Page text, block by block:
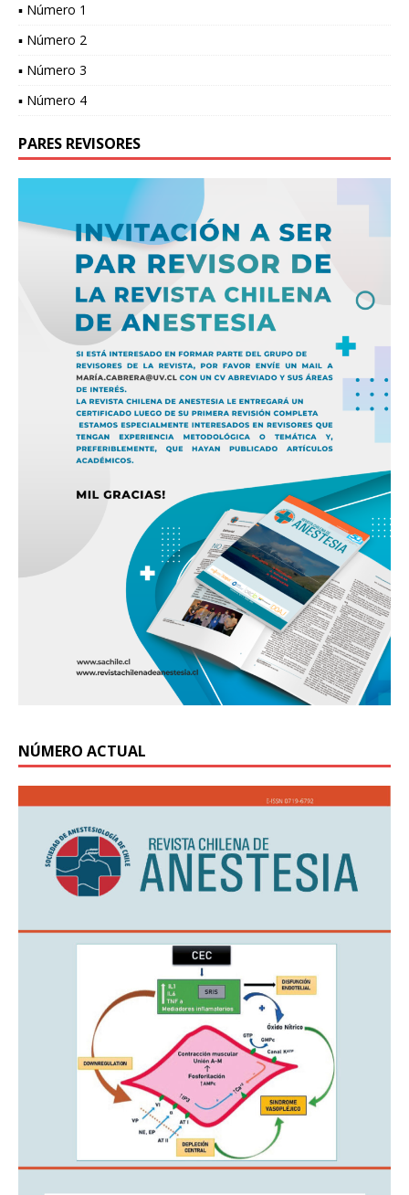
▪ Número 1
▪ Número 2
▪ Número 3
▪ Número 4
PARES REVISORES
NÚMERO ACTUAL